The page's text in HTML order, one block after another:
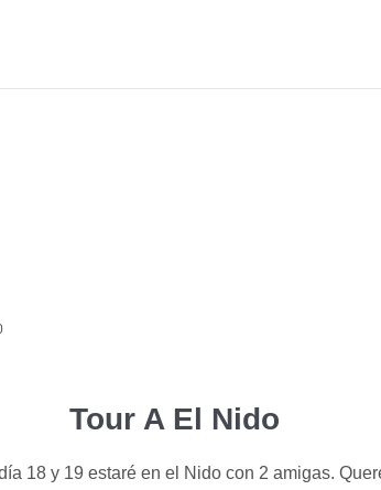
Tour A El Nido
18 y 19 estaré en el Nido con 2 amigas.